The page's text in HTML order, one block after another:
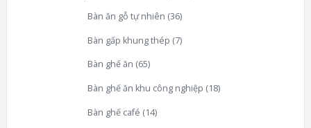
Bàn ăn gỗ tự nhiên (36)
Bàn gấp khung thép (7)
Bàn ghế ăn (65)
Bàn ghế ăn khu công nghiệp (18)
Bàn ghế café (14)